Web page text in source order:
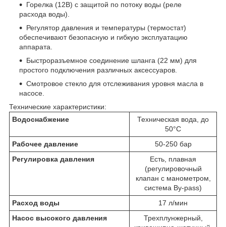
Горелка (12В) с защитой по потоку воды (реле
расхода воды).
Регулятор давления и температуры (термостат)
обеспечивают безопасную и гибкую эксплуатацию
аппарата.
Быстроразъемное соединение шланга (22 мм) для
простого подключения различных аксессуаров.
Смотровое стекло для отслеживания уровня масла в
насосе.
Технические характеристики:
Водоснабжение
Техническая вода, до
50°С
Рабочее давление
50-250 бар
Регулировка давления
Есть, плавная
(регулировочный
клапан с манометром,
система By-pass)
Расход воды
17 л/мин
Насос высокого давления
Трехплунжерный,